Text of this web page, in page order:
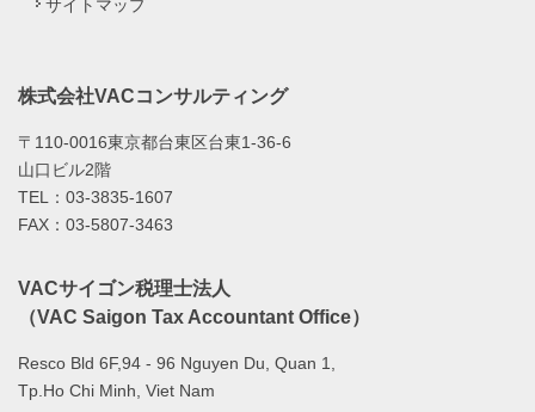
サイトマップ
株式会社VACコンサルティング
〒110-0016東京都台東区台東1-36-6
山口ビル2階
TEL：03-3835-1607
FAX：03-5807-3463
VACサイゴン税理士法人
（VAC Saigon Tax Accountant Office）
Resco Bld 6F,94 - 96 Nguyen Du, Quan 1,
Tp.Ho Chi Minh, Viet Nam